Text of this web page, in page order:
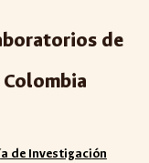
de
a de Investigación